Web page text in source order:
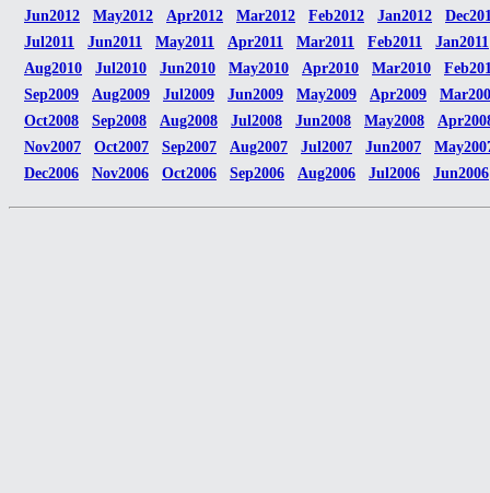
Jun2012
May2012 Apr2012 Mar2012 Feb2012 Jan2012
Jul2011
Jun2011 May2011 Apr2011 Mar2011 Feb2011
Jan2011
Aug2010
Jul2010 Jun2010 May2010 Apr2010 Mar2010
Sep2009
Aug2009 Jul2009 Jun2009 May2009 Apr2009
Oct2008
Sep2008 Aug2008 Jul2008 Jun2008 May2008
Nov2007
Oct2007 Sep2007 Aug2007 Jul2007 Jun2007
Dec2006
Nov2006 Oct2006 Sep2006 Aug2006 Jul2006 Jun2006